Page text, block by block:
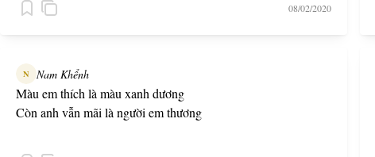
08/02/2020
N Nam Khểnh
Màu em thích là màu xanh dương
Còn anh vẫn mãi là người em thương